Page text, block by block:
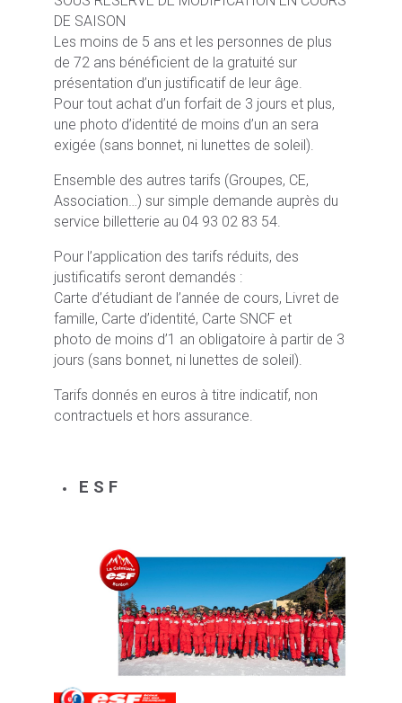
DE SAISON
Les moins de 5 ans et les personnes de plus
de 72 ans bénéficient de la gratuité sur
présentation d’un justificatif de leur âge.
Pour tout achat d’un forfait de 3 jours et plus,
une photo d’identité de moins d’un an sera
exigée (sans bonnet, ni lunettes de soleil).
Ensemble des autres tarifs (Groupes, CE,
Association…) sur simple demande auprès du
service billetterie au 04 93 02 83 54.
Pour l’application des tarifs réduits, des
justificatifs seront demandés :
Carte d’étudiant de l’année de cours, Livret de
famille, Carte d’identité, Carte SNCF et
photo de moins d’1 an obligatoire à partir de 3
jours (sans bonnet, ni lunettes de soleil).
Tarifs donnés en euros à titre indicatif, non
contractuels et hors assurance.
E S F